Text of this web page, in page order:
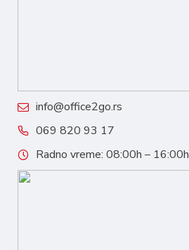
info@office2go.rs
069 820 93 17
Radno vreme: 08:00h – 16:00h